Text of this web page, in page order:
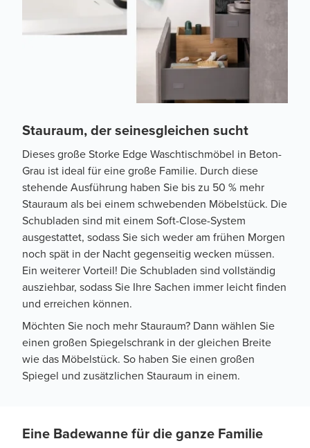
Stauraum, der seinesgleichen sucht
Dieses große Storke Edge Waschtischmöbel in Beton-
Grau ist ideal für eine große Familie. Durch diese
stehende Ausführung haben Sie bis zu 50 % mehr
Stauraum als bei einem schwebenden Möbelstück. Die
Schubladen sind mit einem Soft-Close-System
ausgestattet, sodass Sie sich weder am frühen Morgen
noch spät in der Nacht gegenseitig wecken müssen.
Ein weiterer Vorteil! Die Schubladen sind vollständig
ausziehbar, sodass Sie Ihre Sachen immer leicht finden
und erreichen können.
Möchten Sie noch mehr Stauraum? Dann wählen Sie
einen großen Spiegelschrank in der gleichen Breite
wie das Möbelstück. So haben Sie einen großen
Spiegel und zusätzlichen Stauraum in einem.
Eine Badewanne für die ganze Familie